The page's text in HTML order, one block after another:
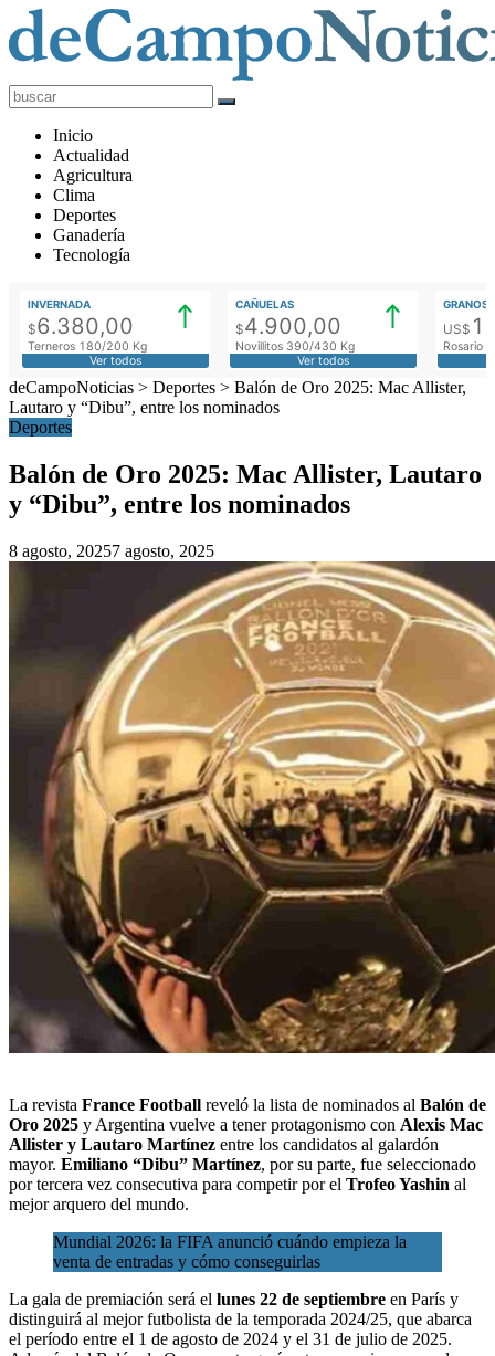
deCampoNoticias
Actualidad
Agropecuaria
Inicio
Actualidad
Agricultura
Clima
Deportes
Ganadería
Tecnología
INVERNADA
$6.380,00
Terneros 180/200 Kg
Ver todos
CAÑUELAS
$4.900,00
Novillitos 390/430 Kg
Ver todos
GRANOS
US$
Rosario
deCampoNoticias > Deportes > Balón de Oro 2025: Mac Allister,
Lautaro y “Dibu”, entre los nominados
Deportes
Balón de Oro 2025: Mac Allister, Lautaro
y “Dibu”, entre los nominados
8 agosto, 20257 agosto, 2025
La revista France Football reveló la lista de nominados al Balón de
Oro 2025 y Argentina vuelve a tener protagonismo con Alexis Mac
Allister y Lautaro Martínez entre los candidatos al galardón
mayor. Emiliano “Dibu” Martínez, por su parte, fue seleccionado
por tercera vez consecutiva para competir por el Trofeo Yashin al
mejor arquero del mundo.
Mundial 2026: la FIFA anunció cuándo empieza la
venta de entradas y cómo conseguirlas
La gala de premiación será el lunes 22 de septiembre en París y
distinguirá al mejor futbolista de la temporada 2024/25, que abarca
el período entre el 1 de agosto de 2024 y el 31 de julio de 2025.